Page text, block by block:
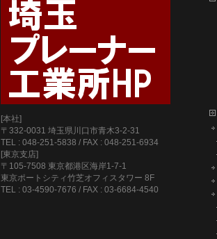
[本社]
〒332-0031 埼玉県川口市青木3-2-31
TEL : 048-251-5838 / FAX : 048-251-6934
[東京支店]
〒105-7508 東京都港区海岸1-7-1
東京ポートシティ竹芝オフィスタワー 8F
TEL : 03-4590-7676 / FAX : 03-6684-4540